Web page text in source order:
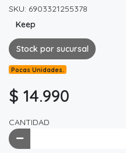
SKU: 6903321255378
Keep
Stock por sucursal
Pocas Unidades.
$ 14.990
CANTIDAD